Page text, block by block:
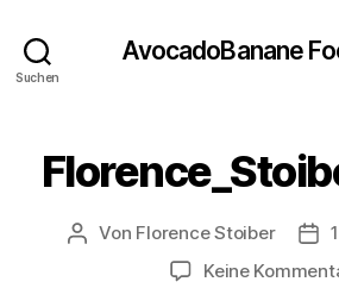
Suchen
AvocadoBanane
Beitragsautor
Von Florence Stoiber
Keine